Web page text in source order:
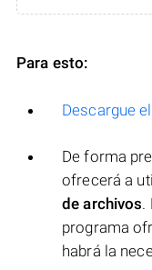
Para esto:
Descargue
De forma
ofrecerá a
de archivos.
programa
habrá la